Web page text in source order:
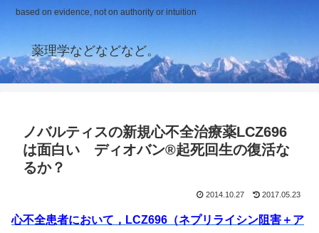
based on evidence, not on authority or intuition
薬理学などなどなど。
ノバルティスの新規心不全治療薬LCZ696
は面白い ディオバン®起死回生の復活な
るか？
2014.10.27 2017.05.23
心不全患者において，LCZ696（ネプリライシン阻害＋ア